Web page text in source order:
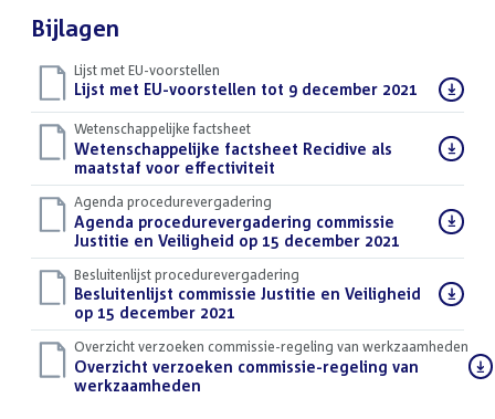
Bijlagen
Lijst met EU-voorstellen
Download
bestand:
Lijst met EU-voorstellen tot 9 december 2021 (DOCX)
Wetenschappelijke factsheet
Download
bestand:
Wetenschappelijke factsheet Recidive als
maatstaf voor effectiviteit
Agenda procedurevergadering
Download
bestand:
Agenda procedurevergadering commissie
Justitie en Veiligheid op 15 december 2021
Besluitenlijst procedurevergadering
Download
bestand:
Besluitenlijst commissie Justitie en Veiligheid
op 15 december 2021
Overzicht verzoeken commissie-regeling van werkzaamheden
Download
bestand:
Overzicht verzoeken commissie-regeling van
werkzaamheden